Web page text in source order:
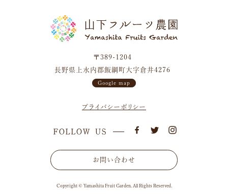
〒389-1204
長野県上水内郡飯綱町大字倉井4276
Google map
プライバシーポリシー
お問い合わせ
Copyright © Yamashita Fruit Garden. All Rights Reserved.